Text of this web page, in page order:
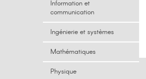
Information et
communication
Ingénierie et systèmes
Mathématiques
Physique